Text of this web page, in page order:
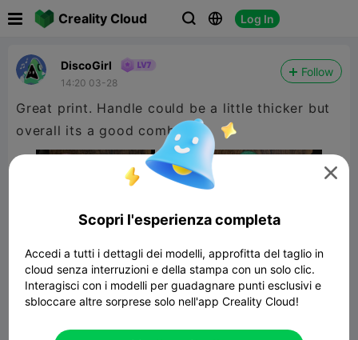
Creality Cloud   Log In
DiscoGirl
14:20 03-28
Follow
Great print. Handle could be a little thicker but
overall its a good comb.

Scopri l'esperienza completa
Accedi a tutti i dettagli dei modelli, approfitta del taglio in
cloud senza interruzioni e della stampa con un solo clic.
Interagisci con i modelli per guadagnare punti esclusivi e
sbloccare altre sorprese solo nell'app Creality Cloud!